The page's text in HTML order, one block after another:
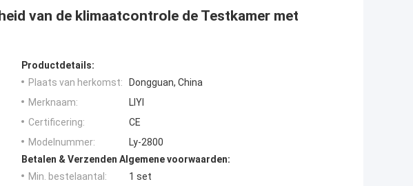
van de klimaatcontrole de Testkamer met
Productdetails:
Plaats van herkomst:
Dongguan, China
Merknaam:
LIYI
Certificering:
CE
Modelnummer:
Ly-2800
Betalen & Verzenden Algemene voorwaarden:
Min. bestelaantal:
1 set